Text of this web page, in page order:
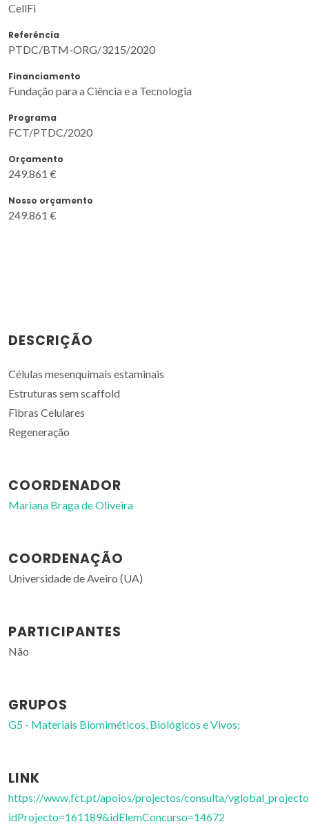
CellFi
Referência
PTDC/BTM-ORG/3215/2020
Financiamento
Fundação para a Ciência e a Tecnologia
Programa
FCT/PTDC/2020
Orçamento
249.861 €
Nosso orçamento
249.861 €
DESCRIÇÃO
Células mesenquimais estaminais
Estruturas sem scaffold
Fibras Celulares
Regeneração
COORDENADOR
Mariana Braga de Oliveira
COORDENAÇÃO
Universidade de Aveiro (UA)
PARTICIPANTES
Não
GRUPOS
G5 - Materiais Biomiméticos, Biológicos e Vivos;
LINK
https://www.fct.pt/apoios/projectos/consulta/
idProjecto=161189&idElemConcurso=14672